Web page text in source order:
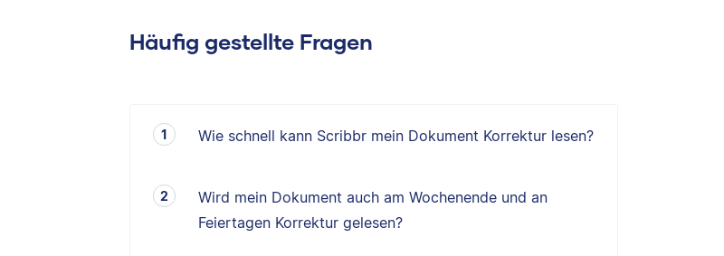
Häufig gestellte Fragen
Wie schnell kann Scribbr mein Dokument Korrektur lesen?
Wird mein Dokument auch am Wochenende und an
Feiertagen Korrektur gelesen?